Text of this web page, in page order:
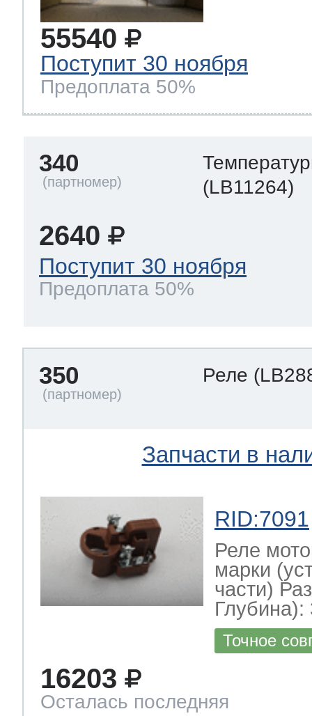
55540
Поступит 30 ноября
Предоплата 50%
340
(LB11264)
2640
Поступит 30 ноября
Предоплата 50%
350 Реле
Запчасти в
RID:7091
Реле
марки
части)
Глубина):
Точное
16203
Осталась последняя